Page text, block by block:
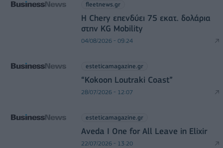
fleetnews.gr
Η Chery επενδύει 75 εκατ. δολάρια
στην KG Mobility
04/08/2026 - 09:24
esteticamagazine.gr
“Kokoon Loutraki Coast”
28/07/2026 - 12:07
esteticamagazine.gr
Aveda I One for All Leave in Elixir
22/07/2026 - 13:20